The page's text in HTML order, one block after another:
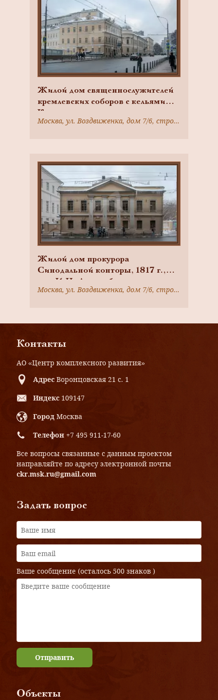
Жилой дом священнослужителей
кремлевских соборов с кельями
Крестовоздвиженского
монастыря, 2-я пол. XVIII в.,
Москва, ул. Воздвиженка, дом 7/6, строение 1
Жилой дом прокурора
Синодальной конторы, 1817 г.,
арх. И.Н. Лизогубов
Москва, ул. Воздвиженка, дом 7/6, строение 2
Контакты
АО «Центр комплексного развития»
Адрес Воронцовская 21 с. 1
Индекс 109147
Город Москва
Телефон +7 495 911-17-60
Все вопросы связанные с данным проектом
направляйте по адресу электронной почты
ckr.msk.ru@gmail.com
Задать вопрос
Ваше сообщение (осталось 500 знаков )
Отправить
Объекты